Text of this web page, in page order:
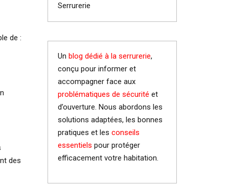
de :
des
Serrurerie
Un blog dédié à la serrurerie,
conçu pour informer et
accompagner face aux
problématiques de sécurité et
d’ouverture. Nous abordons les
solutions adaptées, les bonnes
pratiques et les conseils
essentiels pour protéger
efficacement votre habitation.